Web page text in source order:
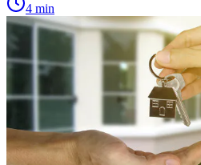
4 min